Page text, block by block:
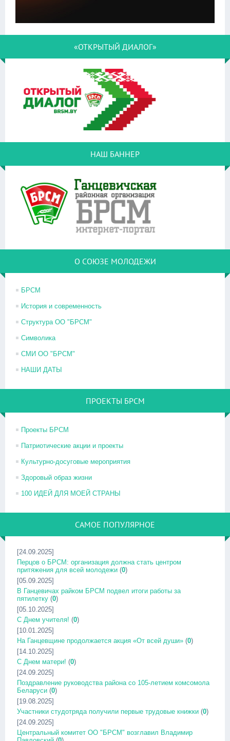
«ОТКРЫТЫЙ ДИАЛОГ»
НАШ БАННЕР
О СОЮЗЕ МОЛОДЕЖИ
БРСМ
История и современность
Структура ОО "БРСМ"
Символика
СМИ ОО "БРСМ"
НАШИ ДАТЫ
ПРОЕКТЫ БРСМ
Проекты БРСМ
Патриотические акции и проекты
Культурно-досуговые мероприятия
Здоровый образ жизни
100 ИДЕЙ ДЛЯ МОЕЙ СТРАНЫ
САМОЕ ПОПУЛЯРНОЕ
[24.09.2025]
Перцов о БРСМ: организация должна стать центром
притяжения для всей молодежи (0)
[05.09.2025]
В Ганцевичах райком БРСМ подвел итоги работы за
пятилетку (0)
[05.10.2025]
С Днем учителя! (0)
[10.01.2025]
На Ганцевщине продолжается акция «От всей души» (0)
[14.10.2025]
С Днем матери! (0)
[24.09.2025]
Поздравление руководства района со 105-летием комсомола
Беларуси (0)
[19.08.2025]
Участники студотряда получили первые трудовые книжки (0)
[24.09.2025]
Центральный комитет ОО "БРСМ" возглавил Владимир